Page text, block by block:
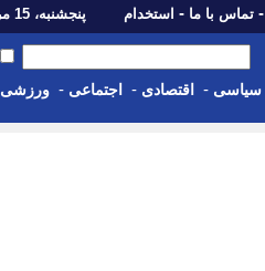
- تماس با ما - استخدام پنجشنبه، 15 مرداد 1405 - Thu, 06th Aug 2026
سیاسی - اقتصادی - اجتماعی - ورزشی